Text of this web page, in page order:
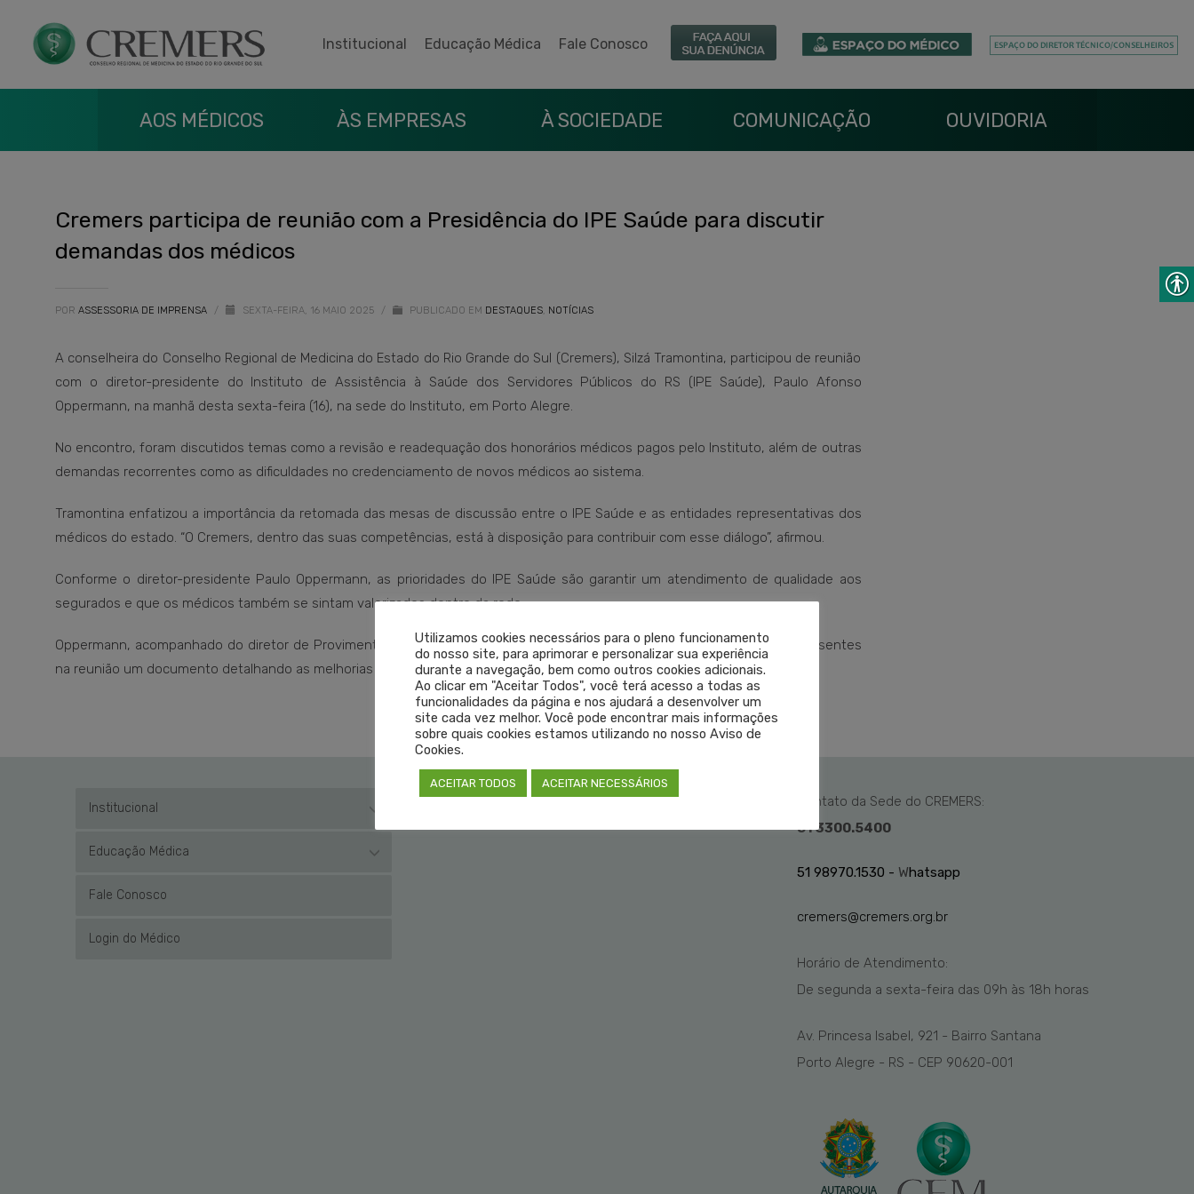
Institucional Educação Médica Fale Conosco
AOS MÉDICOS ÀS EMPRESAS À SOCIEDADE COMUNICAÇÃO OUVIDORIA
Cremers participa de reunião com a Presidência do IPE Saúde para discutir
demandas dos médicos
POR ASSESSORIA DE IMPRENSA / SEXTA-FEIRA, 16 MAIO 2025 / PUBLICADO EM DESTAQUES, NOTÍCIAS
A conselheira do Conselho Regional de Medicina do Estado do Rio Grande do Sul (Cremers), Silzá Tramontina, participou de reunião
com o diretor-presidente do Instituto de Assistência à Saúde dos Servidores Públicos do RS (IPE Saúde), Paulo Afonso
Oppermann, na manhã desta sexta-feira (16), na sede do Instituto, em Porto Alegre.
No encontro, foram discutidos temas como a revisão e readequação dos honorários médicos pagos pelo Instituto, além de outras
demandas recorrentes como as dificuldades no credenciamento de novos médicos ao sistema.
Tramontina enfatizou a importância da retomada das mesas de discussão entre o IPE Saúde e as entidades representativas dos
médicos do estado. “O Cremers, dentro das suas competências, está à disposição para contribuir com esse diálogo”, afirmou.
Conforme o diretor-presidente Paulo Oppermann, as prioridades do IPE Saúde são garantir um atendimento de qualidade aos
segurados e que os médicos também se sintam valorizados dentro da rede.
Oppermann, acompanhado do diretor de Provimento de Saúde, Antonio Quinto Neto, entregou às entidades médicas presentes
na reunião um documento detalhando as melhorias feitas pelo IPE Saúde aos médicos e assegurados.
Institucional
Educação Médica
Fale Conosco
Login do Médico
Contato da Sede do CREMERS:
51 3300.5400
51 98970.1530 - Whatsapp
cremers@cremers.org.br
Horário de Atendimento:
De segunda a sexta-feira das 09h às 18h horas
Av. Princesa Isabel, 921 - Bairro Santana
Porto Alegre - RS - CEP 90620-001
Utilizamos cookies necessários para o pleno funcionamento
do nosso site, para aprimorar e personalizar sua experiência
durante a navegação, bem como outros cookies adicionais.
Ao clicar em "Aceitar Todos", você terá acesso a todas as
funcionalidades da página e nos ajudará a desenvolver um
site cada vez melhor. Você pode encontrar mais informações
sobre quais cookies estamos utilizando no nosso Aviso de
Cookies.
ACEITAR TODOS ACEITAR NECESSÁRIOS